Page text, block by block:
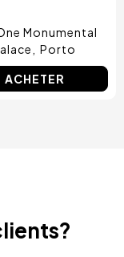
Monumental
Porto
ACHETER